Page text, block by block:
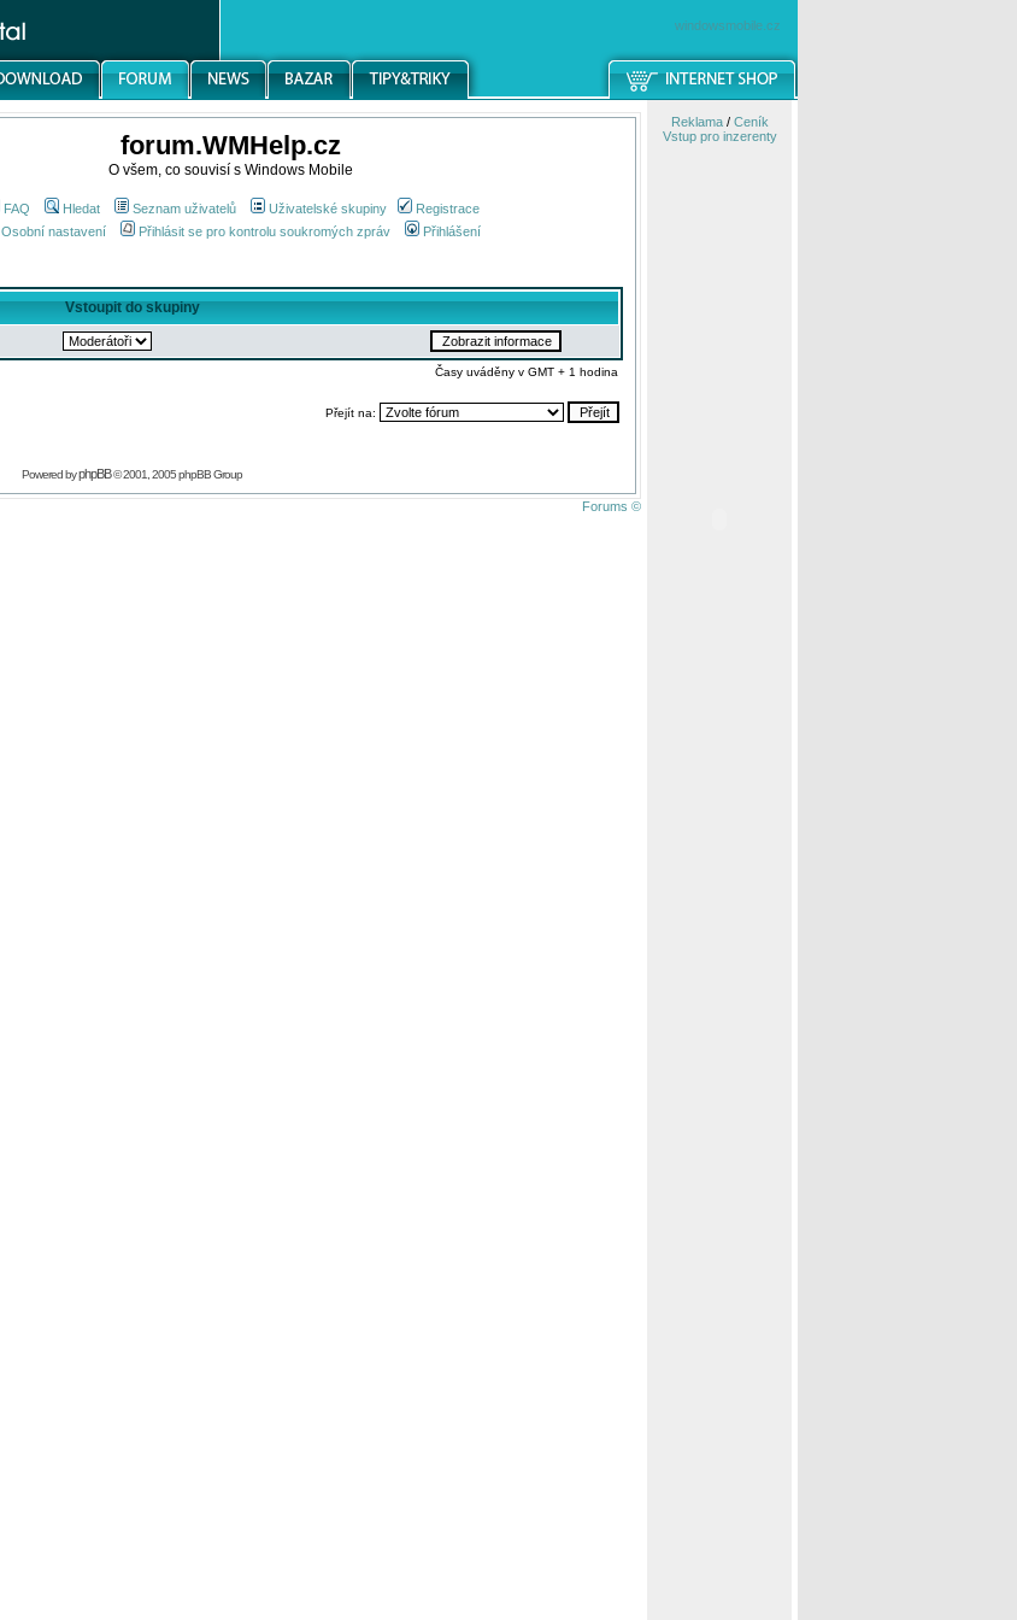
windowsmobile.cz
forum.WMHelp.cz
O všem, co souvisí s Windows Mobile
FAQ Hledat Seznam uživatelů Uživatelské skupiny
Registrace
Osobní nastavení
Přihlásit se pro kontrolu soukromých zpráv Přihlášení
Vstoupit do skupiny
Časy uváděny v GMT + 1 hodina
Přejít na:
Powered byphpBB© 2001, 2005 phpBB Group
Forums ©
Reklama/ Ceník
Vstup pro inzerenty